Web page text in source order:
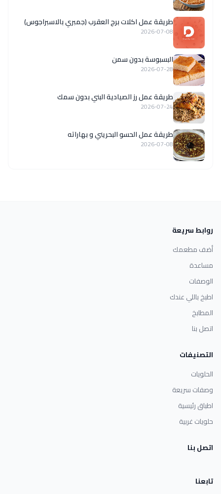
طريقة عمل اكلات برج العقرب (جمبري بالاسبراجوس)
2026-07-08
البسبوسة بدون سمن
2026-07-28
طريقة عمل رز الصيادية البني بدون سمك
2026-07-24
طريقة عمل الحسو البحريني و بهاراته
2026-07-08
روابط سريعة
أضف مطعمك
مساعدة
الوصفات
اطبخ باللي عندك
المطابخ
اتصل بنا
التصنيفات
الحلويات
وصفات سريعة
اطباق رئيسية
حلويات غربية
اتصل بنا
تابعنا